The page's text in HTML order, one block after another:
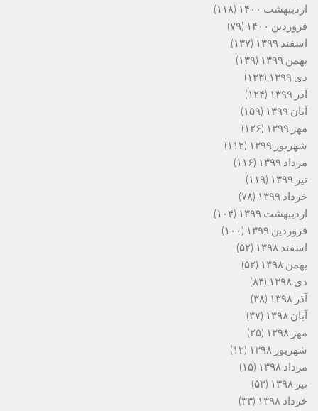
اردیبهشت ۱۴۰۰
(۱۱۸)
فروردین ۱۴۰۰
(۷۹)
اسفند ۱۳۹۹
(۱۳۷)
بهمن ۱۳۹۹
(۱۳۹)
دی ۱۳۹۹
(۱۳۳)
آذر ۱۳۹۹
(۱۲۴)
آبان ۱۳۹۹
(۱۵۹)
مهر ۱۳۹۹
(۱۲۶)
شهریور ۱۳۹۹
(۱۱۲)
مرداد ۱۳۹۹
(۱۱۶)
تیر ۱۳۹۹
(۱۱۹)
خرداد ۱۳۹۹
(۷۸)
اردیبهشت ۱۳۹۹
(۱۰۴)
فروردین ۱۳۹۹
(۱۰۰)
اسفند ۱۳۹۸
(۵۲)
بهمن ۱۳۹۸
(۵۲)
دی ۱۳۹۸
(۸۴)
آذر ۱۳۹۸
(۳۸)
آبان ۱۳۹۸
(۳۷)
مهر ۱۳۹۸
(۲۵)
شهریور ۱۳۹۸
(۱۲)
مرداد ۱۳۹۸
(۱۵)
تیر ۱۳۹۸
(۵۲)
خرداد ۱۳۹۸
(۳۳)